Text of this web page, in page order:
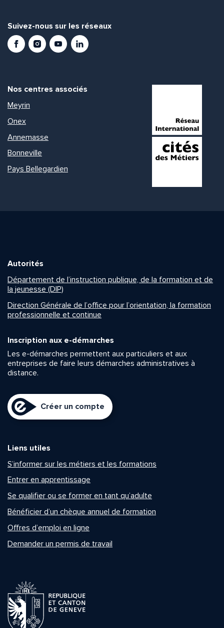
Suivez-nous sur les réseaux
FacebookInstagramYoutubeLinkedIn
Nos centres associés
Meyrin
Onex
Annemasse
Bonneville
Pays Bellegardien
Autorités
Département de l’instruction publique, de la formation et de
la jeunesse (DIP)
Direction Générale de l’office pour l’orientation, la formation
professionnelle et continue
Inscription aux e-démarches
Les e-démarches permettent aux particuliers et aux
entreprises de faire leurs démarches administratives à
distance.
Créer un compte
Liens utiles
S’informer sur les métiers et les formations
Entrer en apprentissage
Se qualifier ou se former en tant qu’adulte
Bénéficier d’un chèque annuel de formation
Offres d’emploi en ligne
Demander un permis de travail